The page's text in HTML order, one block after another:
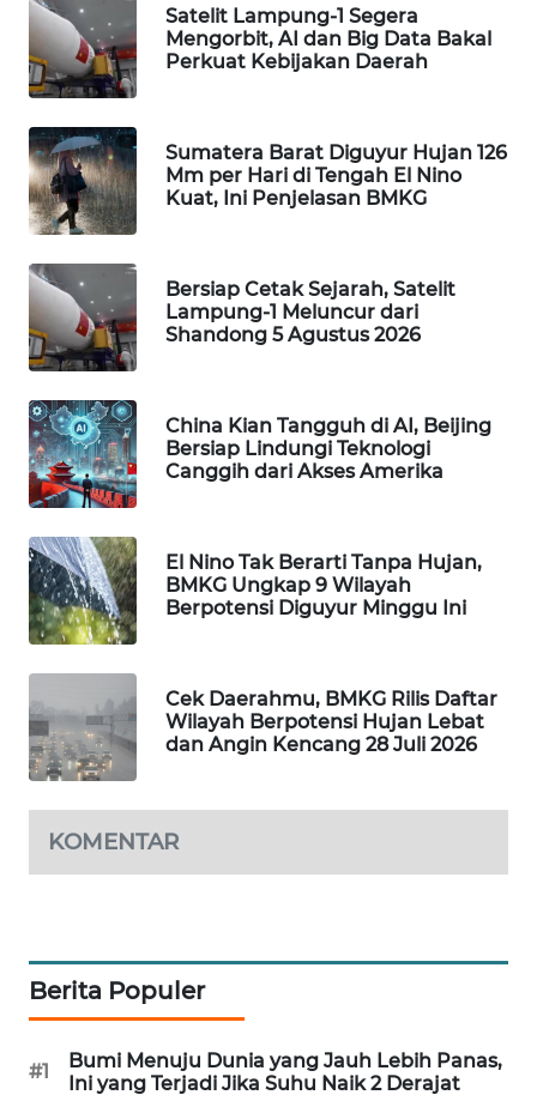
Satelit Lampung-1 Segera
Mengorbit, AI dan Big Data Bakal
Perkuat Kebijakan Daerah
Sumatera Barat Diguyur Hujan 126
Mm per Hari di Tengah El Nino
Kuat, Ini Penjelasan BMKG
Bersiap Cetak Sejarah, Satelit
Lampung-1 Meluncur dari
Shandong 5 Agustus 2026
China Kian Tangguh di AI, Beijing
Bersiap Lindungi Teknologi
Canggih dari Akses Amerika
El Nino Tak Berarti Tanpa Hujan,
BMKG Ungkap 9 Wilayah
Berpotensi Diguyur Minggu Ini
Cek Daerahmu, BMKG Rilis Daftar
Wilayah Berpotensi Hujan Lebat
dan Angin Kencang 28 Juli 2026
KOMENTAR
Berita Populer
#1
Bumi Menuju Dunia yang Jauh Lebih Panas,
Ini yang Terjadi Jika Suhu Naik 2 Derajat
WAHANA
NEWS
TANI
WAHANA
ADVOKAT
WAHANA
INFRASTRUKTUR
KONSUMEN
WAHANA
LISTRIK
WAHANA
TRAVEL
WAHANA
TV
WAHANANEWS
ID
WAHANANEWS
CO ID
WAHANA
WAHANA